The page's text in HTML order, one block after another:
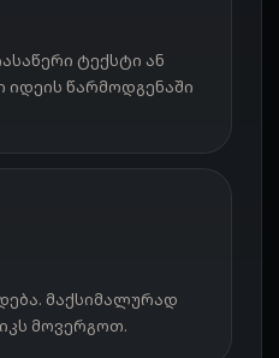
ტექსტი ან
იდეის წარმოდგენაში
მაქსიმალურად
მოვერგოთ.